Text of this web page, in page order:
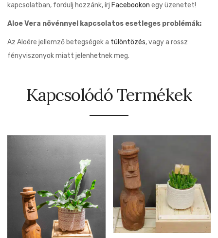
kapcsolatban, fordulj hozzánk, írj Facebookon egy üzenetet!
Aloe Vera növénnyel kapcsolatos esetleges problémák:
Az Aloére jellemző betegségek a túlöntözés, vagy a rossz
fényviszonyok miatt jelenhetnek meg.
Kapcsolódó Termékek